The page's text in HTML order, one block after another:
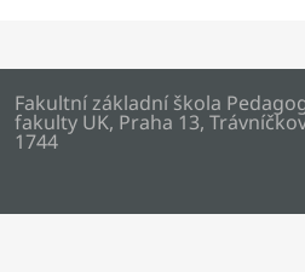
Fakultní základní škola
fakulty UK, Praha 13,
1744